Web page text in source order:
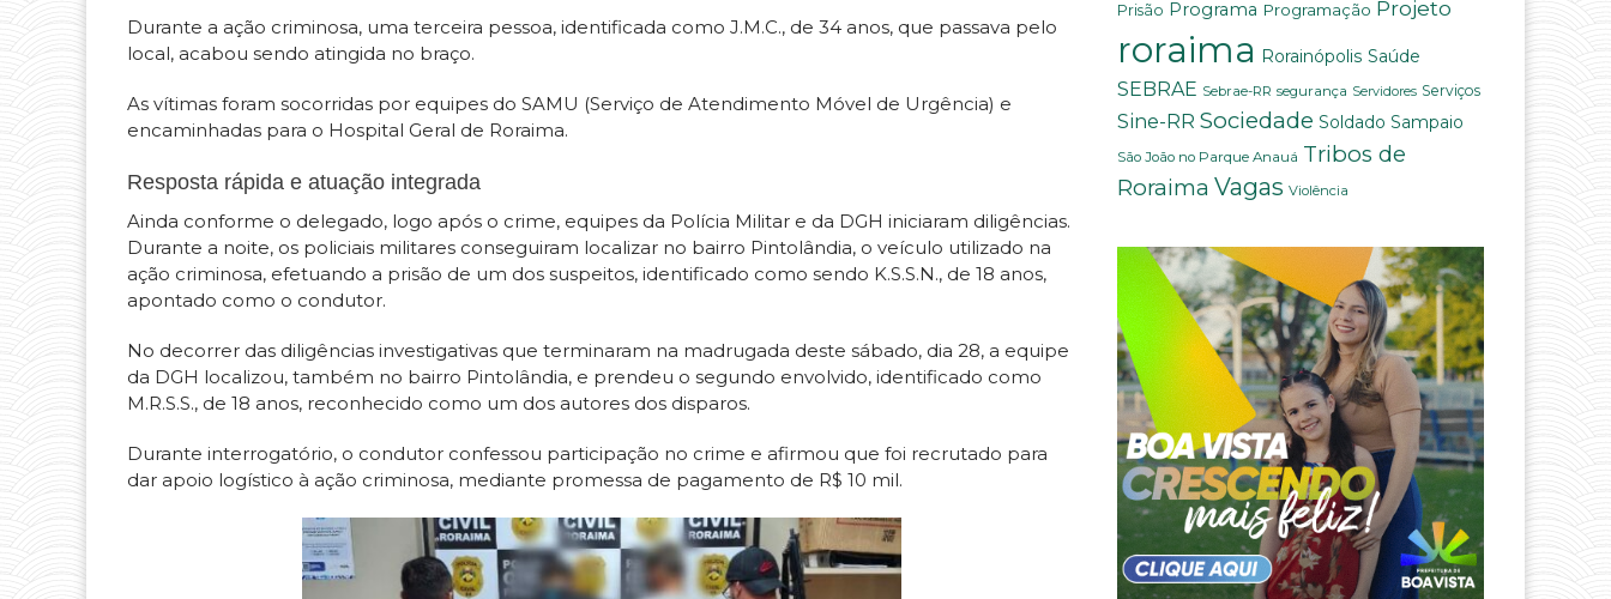
Durante a ação criminosa, uma terceira pessoa, identificada como J.M.C., de 34 anos, que passava pelo
local, acabou sendo atingida no braço.
As vítimas foram socorridas por equipes do SAMU (Serviço de Atendimento Móvel de Urgência) e
encaminhadas para o Hospital Geral de Roraima.
Resposta rápida e atuação integrada
Ainda conforme o delegado, logo após o crime, equipes da Polícia Militar e da DGH iniciaram diligências.
Durante a noite, os policiais militares conseguiram localizar no bairro Pintolândia, o veículo utilizado na
ação criminosa, efetuando a prisão de um dos suspeitos, identificado como sendo K.S.S.N., de 18 anos,
apontado como o condutor.
No decorrer das diligências investigativas que terminaram na madrugada deste sábado, dia 28, a equipe
da DGH localizou, também no bairro Pintolândia, e prendeu o segundo envolvido, identificado como
M.R.S.S., de 18 anos, reconhecido como um dos autores dos disparos.
Durante interrogatório, o condutor confessou participação no crime e afirmou que foi recrutado para
dar apoio logístico à ação criminosa, mediante promessa de pagamento de R$ 10 mil.
Prisão Programa Programação Projeto
roraima Rorainópolis Saúde
SEBRAE Sebrae-RR segurança Servidores Serviços
Sine-RR Sociedade Soldado Sampaio
São João no Parque Anauá Tribos de
Roraima Vagas Violência